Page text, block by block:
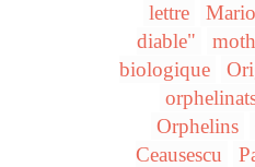
lettre
diable"
biologique
Orphelins
Ceausescu